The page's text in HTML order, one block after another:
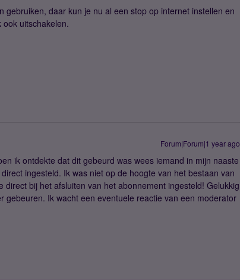
gebruiken, daar kun je nu al een stop op internet instellen en
uitschakelen.
Forum|Forum|1 year ago
ik ontdekte dat dit gebeurd was wees iemand in mijn naaste
ingesteld. Ik was niet op de hoogte van het bestaan van
direct bij het afsluiten van het abonnement ingesteld! Gelukkig
gebeuren. Ik wacht een eventuele reactie van een moderator